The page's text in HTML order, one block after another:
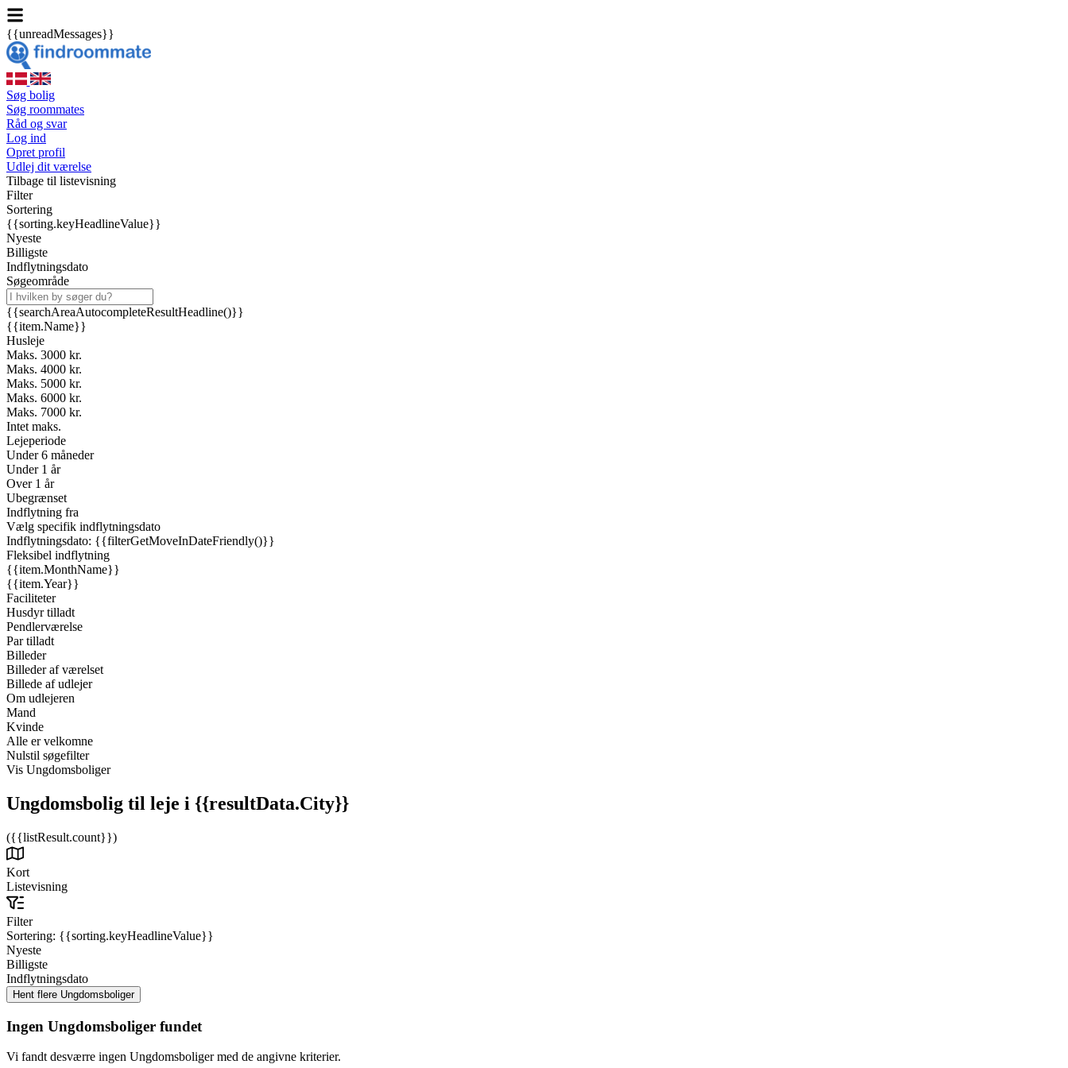
{{unreadMessages}}
Søg bolig
Søg roommates
Råd og svar
Log ind
Opret profil
Udlej dit værelse
Tilbage til listevisning
Filter
Sortering
{{sorting.keyHeadlineValue}}
Nyeste
Billigste
Indflytningsdato
Søgeområde
{{searchAreaAutocompleteResultHeadline()}}
{{item.Name}}
Husleje
Maks. 3000 kr.
Maks. 4000 kr.
Maks. 5000 kr.
Maks. 6000 kr.
Maks. 7000 kr.
Intet maks.
Lejeperiode
Under 6 måneder
Under 1 år
Over 1 år
Ubegrænset
Indflytning fra
Vælg specifik indflytningsdato
Indflytningsdato: {{filterGetMoveInDateFriendly()}}
Fleksibel indflytning
{{item.MonthName}}
{{item.Year}}
Faciliteter
Husdyr tilladt
Pendlerværelse
Par tilladt
Billeder
Billeder af værelset
Billede af udlejer
Om udlejeren
Mand
Kvinde
Alle er velkomne
Nulstil søgefilter
Vis Ungdomsboliger
Ungdomsbolig til leje i {{resultData.City}}
({{listResult.count}})
Kort
Listevisning
Filter
Sortering: {{sorting.keyHeadlineValue}}
Nyeste
Billigste
Indflytningsdato
Ingen Ungdomsboliger fundet
Vi fandt desværre ingen Ungdomsboliger med de angivne kriterier.